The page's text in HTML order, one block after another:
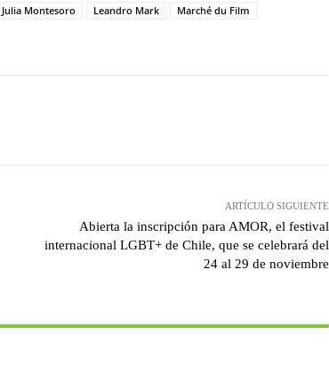
Julia Montesoro Leandro Mark
Marché du Film
ARTÍCULO SIGUIENTE
Abierta la inscripción para AMOR, el festival
internacional LGBT+ de Chile, que se celebrará del
24 al 29 de noviembre